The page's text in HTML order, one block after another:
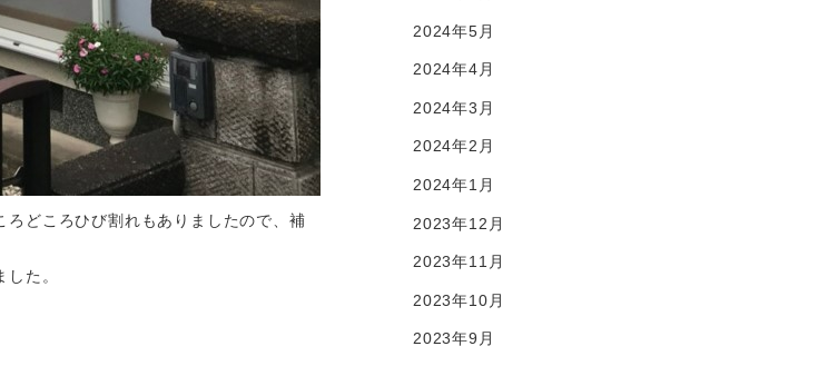
どころひび割れもありましたので、補
た。
2024年5月
2024年4月
2024年3月
2024年2月
2024年1月
2023年12月
2023年11月
2023年10月
2023年9月